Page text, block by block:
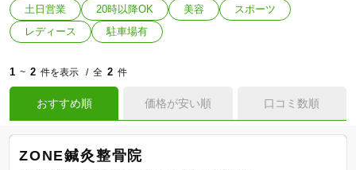
土日営業 20時以降OK 美容
スポーツ
レディース
駐車場有
1 ~ 2 件を表示 全 2 件
おすすめ順 価格が安い順 口コミ数順
ZONE鍼灸整骨院